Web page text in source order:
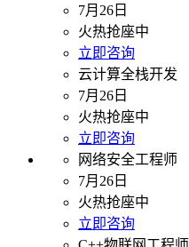
7月26日
火热抢座中
立即咨询
云计算全栈开发
7月26日
火热抢座中
立即咨询
网络安全工程师
7月26日
火热抢座中
立即咨询